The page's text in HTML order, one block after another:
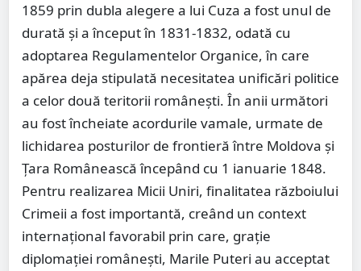
1859 prin dubla alegere a lui Cuza a fost unul de
durată și a început în 1831-1832, odată cu
adoptarea Regulamentelor Organice, în care
apărea deja stipulată necesitatea unificări politice
a celor două teritorii românești. În anii următori
au fost încheiate acordurile vamale, urmate de
lichidarea posturilor de frontieră între Moldova și
Țara Românească începând cu 1 ianuarie 1848.
Pentru realizarea Micii Uniri, finalitatea războiului
Crimeii a fost importantă, creând un context
internațional favorabil prin care, grație
diplomației românești, Marile Puteri au acceptat